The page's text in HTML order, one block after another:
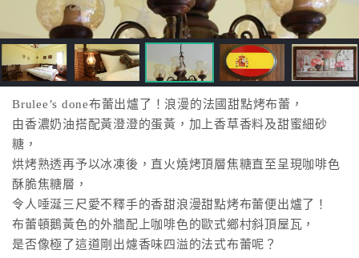
跟
飯
店
訂
房
HOT
特
色
民
宿
Brulee’s done布蕾出爐了！浪漫的法國甜點烤布蕾，
由香濃奶油搭配黃澄澄的蛋黃，加上香草香料及甜蜜細砂
糖，
烘烤熟透再予以冰凍後，直火燒烤頂層焦糖直至呈現咖啡色
酥脆焦糖層，
令人唾涎三尺愛不釋手的香甜浪漫甜點烤布蕾便出爐了！
布蕾頓鵝黃色的外牆配上咖啡色的歐式鄉村斜頂屋瓦，
是否像極了這道剛出爈香味四溢的法式布蕾呢？